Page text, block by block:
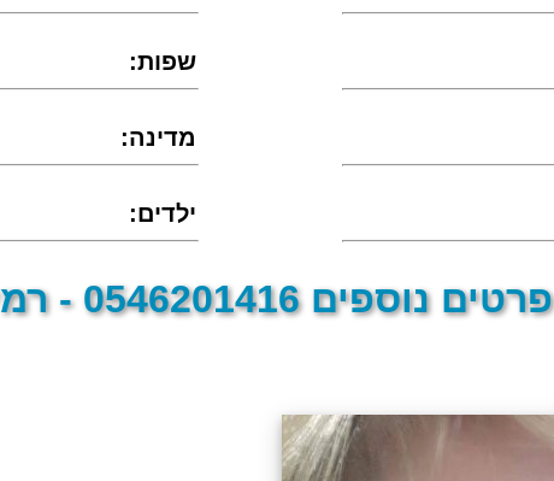
:שפות
:מדינה
:ילדים
פרטים נוספים 0546201416 - רמי